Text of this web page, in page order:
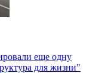
еще одну
для жизни"